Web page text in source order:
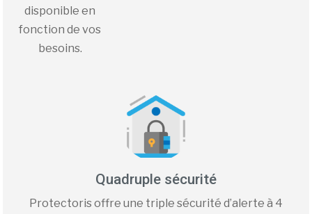
disponible en
fonction de vos
besoins.
Quadruple sécurité
Protectoris offre une triple sécurité d’alerte à 4